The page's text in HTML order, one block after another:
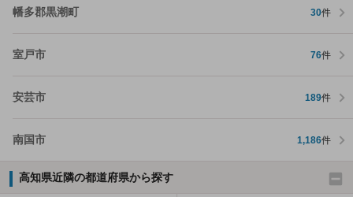
幡多郡黒潮町 30件
室戸市 76件
安芸市 189件
南国市 1,186件
高知県近隣の都道府県から探す